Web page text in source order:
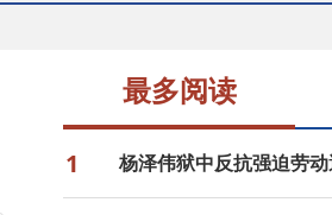
最多阅读
1 杨泽伟狱中反抗强迫劳